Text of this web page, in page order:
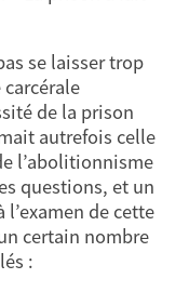
se laisser trop
de la prison
autrefois celle
l’abolitionnisme
questions, et un
de cette
certain nombre
: